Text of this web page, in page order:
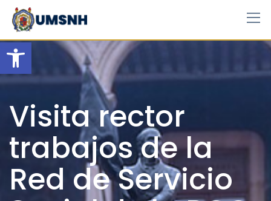
Open toolbar
Skip
content
Visita rector
trabajos de la
Red de Servicio